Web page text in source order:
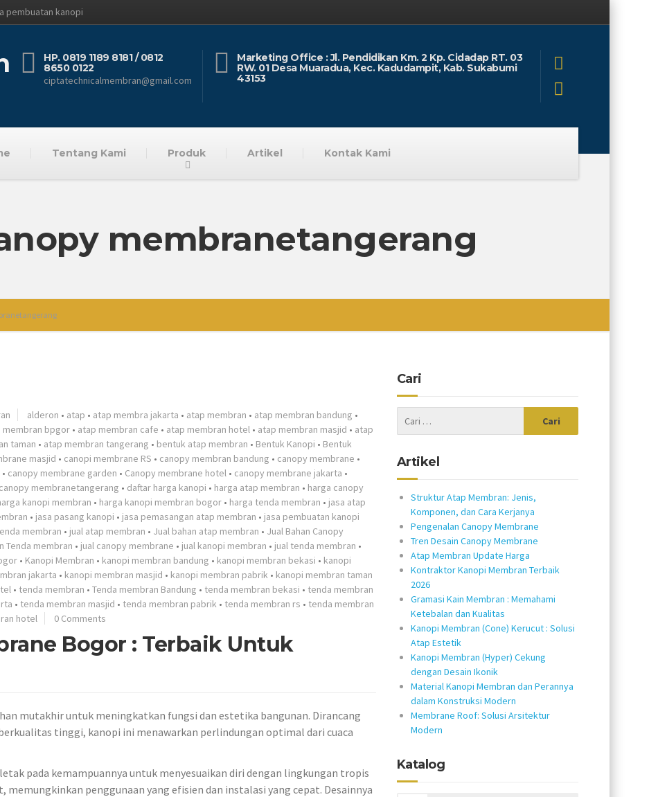
pembuatan kanopi
HP. 0819 1189 8181 / 0812
8650 0122
ciptatechnicalmembran@gmail.com
Marketing Office : Jl. Pendidikan Km. 2 Kp. Cidadap RT. 03
RW. 01 Desa Muaradua, Kec. Kadudampit, Kab. Sukabumi
43153
Tentang Kami Produk Artikel Kontak Kami
membranetangerang
alderon • atap • atap membra jakarta • atap membran • atap membran bandung •
membran bpgor • atap membran cafe • atap membran hotel • atap membran masjid • atap
taman • atap membran tangerang • bentuk atap membran • Bentuk Kanopi • Bentuk
masjid • canopi membrane RS • canopy membran bandung • canopy membrane •
• canopy membrane garden • Canopy membrane hotel • canopy membrane jakarta •
canopy membranetangerang • daftar harga kanopi • harga atap membran • harga canopy
kanopi membran • harga kanopi membran bogor • harga tenda membran • jasa atap
• jasa pasang kanopi • jasa pemasangan atap membran • jasa pembuatan kanopi
membran • jual atap membran • Jual bahan atap membran • Jual Bahan Canopy
Tenda membran • jual canopy membrane • jual kanopi membran • jual tenda membran •
• Kanopi Membran • kanopi membran bandung • kanopi membran bekasi • kanopi
jakarta • kanopi membran masjid • kanopi membran pabrik • kanopi membran taman
• tenda membran • Tenda membran Bandung • tenda membran bekasi • tenda membran
• tenda membran masjid • tenda membran pabrik • tenda membran rs • tenda membran
hotel 0 Comments
Bogor : Terbaik Untuk
mutakhir untuk meningkatkan fungsi dan estetika bangunan. Dirancang
tinggi, kanopi ini menawarkan perlindungan optimal dari cuaca
pada kemampuannya untuk menyesuaikan diri dengan lingkungan tropis
penggunaan yang efisien dan instalasi yang cepat. Desainnya
Cari
Artikel
Struktur Atap Membran: Jenis,
Komponen, dan Cara Kerjanya
Pengenalan Canopy Membrane
Tren Desain Canopy Membrane
Atap Membran Update Harga
Kontraktor Kanopi Membran Terbaik
2026
Gramasi Kain Membran : Memahami
Ketebalan dan Kualitas
Kanopi Membran (Cone) Kerucut : Solusi
Atap Estetik
Kanopi Membran (Hyper) Cekung
dengan Desain Ikonik
Material Kanopi Membran dan Perannya
dalam Konstruksi Modern
Membrane Roof: Solusi Arsitektur
Modern
Katalog